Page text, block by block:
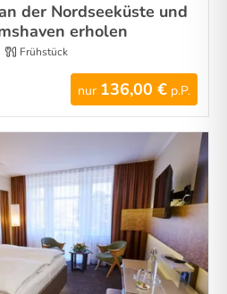
der Nordseeküste und
erholen
Frühstück
nur 136,00 € p.P.